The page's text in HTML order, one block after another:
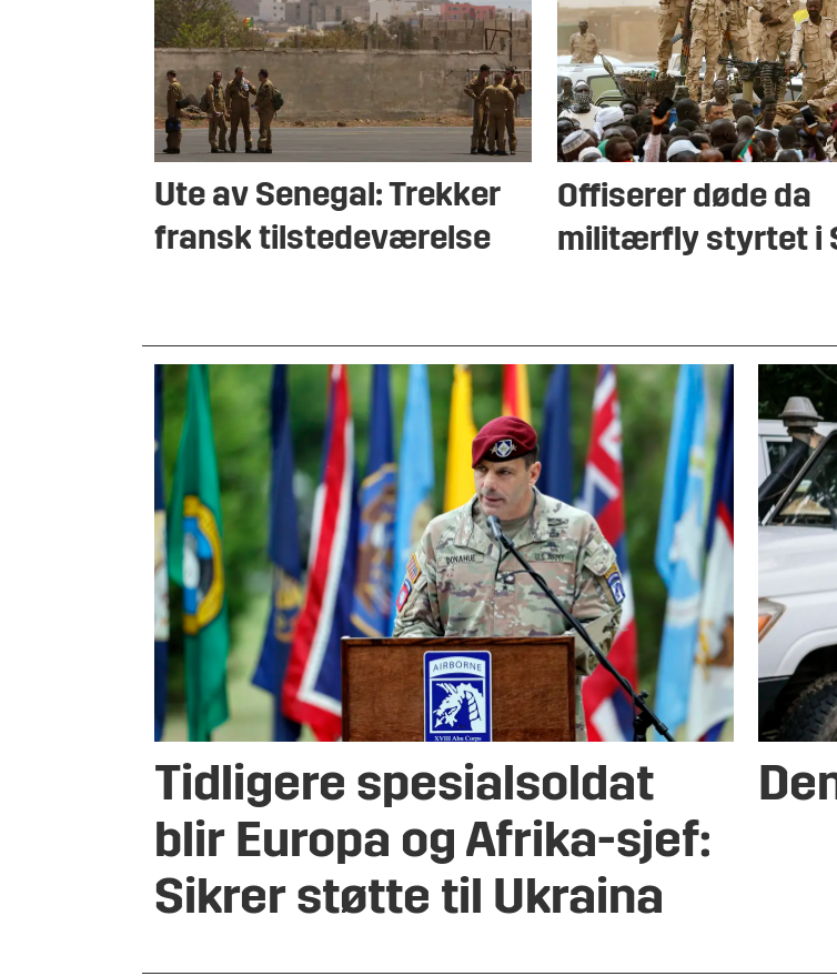
Ute av Senegal: Trekker
fransk tilstedeværelse
Offiserer døde da
militærfly styrtet i
Tidligere spesialsoldat
blir Europa og Afrika-sjef:
Sikrer støtte til Ukraina